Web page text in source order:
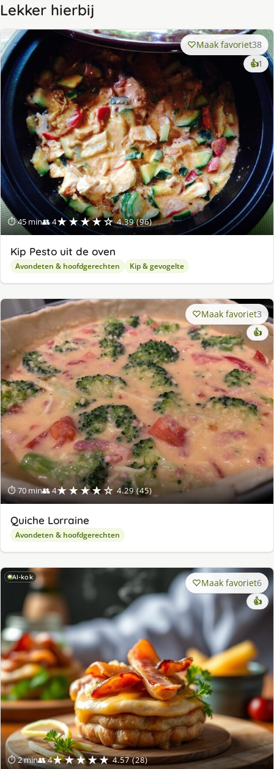
Lekker hierbij
⏱ 45 min👥 4★★★★☆ 4.39 (96)
Maak favoriet38
👍1
Kip Pesto uit de oven
Avondeten & hoofdgerechten Kip & gevogelte
⏱ 70 min👥 4★★★★☆ 4.29 (45)
Maak favoriet3
👍
Quiche Lorraine
Avondeten & hoofdgerechten
AI-kok
⏱ 2 min👥 4★★★★★ 4.57 (28)
Maak favoriet6
👍